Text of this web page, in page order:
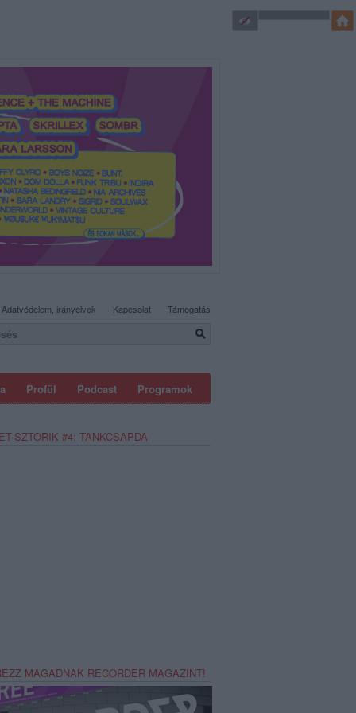
Profül Podcast Programok
Adatvédelem, irányelvek Kapcsolat Támogatás
SZTORIK #4: TANKCSAPDA
MAGADNAK RECORDER MAGAZINT!
SÜTI BEÁLLÍTÁSOK MÓDOSÍTÁSA